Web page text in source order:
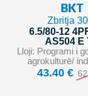
BKT
Zbritja
6.5/80-12
AS504 E
Lloji: Programi i
agrokulturë/
43.40 €